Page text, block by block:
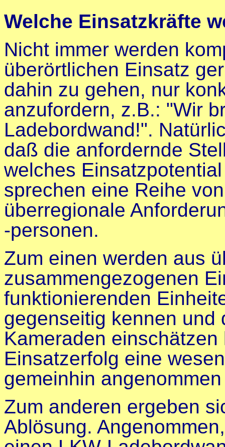
Welche Einsatzkräfte
Nicht immer werden
überörtlichen Einsatz
dahin zu gehen, nur
anzufordern, z.B.: "Wir
Ladebordwand!".
daß die anfordernde
welches
sprechen eine Reihe
überregionale
-personen.
Zum einen werden aus
zusammengezogenen
funktionierenden
gegenseitig kennen und
Kameraden
Einsatzerfolg eine
gemeinhin
Zum anderen ergeben
Ablösung.